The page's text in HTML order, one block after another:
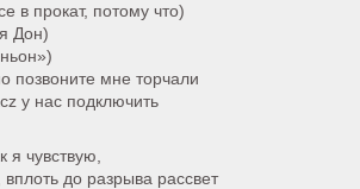
в прокат, потому что)
Дон)
позвоните мне торчали
у нас подключить
я чувствую,
до разрыва рассвет